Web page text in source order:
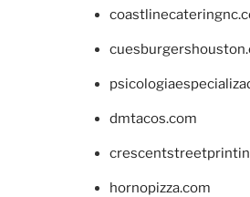
dmtacos.com
hornopizza.com